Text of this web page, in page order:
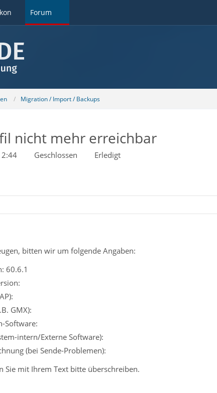
Forum
Migration / Import / Backups
nicht mehr erreichbar
Geschlossen Erledigt
bitten wir um folgende Angaben:
60.6.1
GMX):
Software:
intern/Externe Software):
(bei Sende-Problemen):
Sie mit Ihrem Text bitte überschreiben.